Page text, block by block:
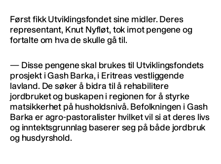
Først fikk Utviklingsfondet sine midler. Deres
representant, Knut Nyfløt, tok imot pengene og
fortalte om hva de skulle gå til.
— Disse pengene skal brukes til Utviklingsfondets
prosjekt i Gash Barka, i Eritreas vestliggende
lavland. De søker å bidra til å rehabilitere
jordbruket og buskapen i regionen for å styrke
matsikkerhet på husholdsnivå. Befolkningen i Gash
Barka er agro-pastoralister hvilket vil si at deres livs
og inntektsgrunnlag baserer seg på både jordbruk
og husdyrshold.